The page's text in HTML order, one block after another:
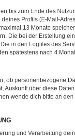
bis zum Ende des
Profils (E-Mail-
13 Monate
Die bei der Erstellung
in den Logfiles des
spätestens nach 4
ob personenbezogene
Auskunft über diese
wende dich bitte an
und Verarbeitung